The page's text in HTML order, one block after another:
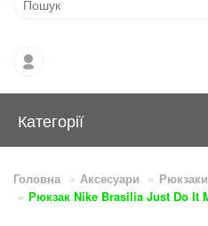
Категорії
Головна Аксесуари
Рюкзаки
Рюкзак Nike Brasilia Just Do It